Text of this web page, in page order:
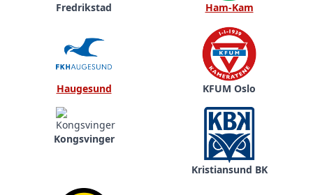
Fredrikstad Ham-Kam
Haugesund KFUM Oslo
Kongsvinger
Kristiansund BK